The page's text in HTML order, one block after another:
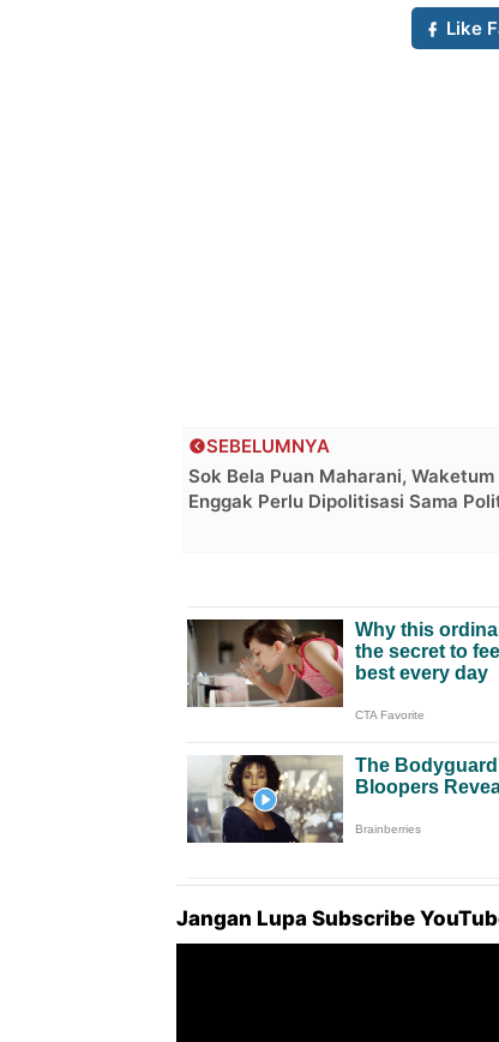
Like
SEBELUMNYA
Sok Bela Puan Maharani,
Enggak Perlu Dipolitisasi Sama
Jangan Lupa Subscribe